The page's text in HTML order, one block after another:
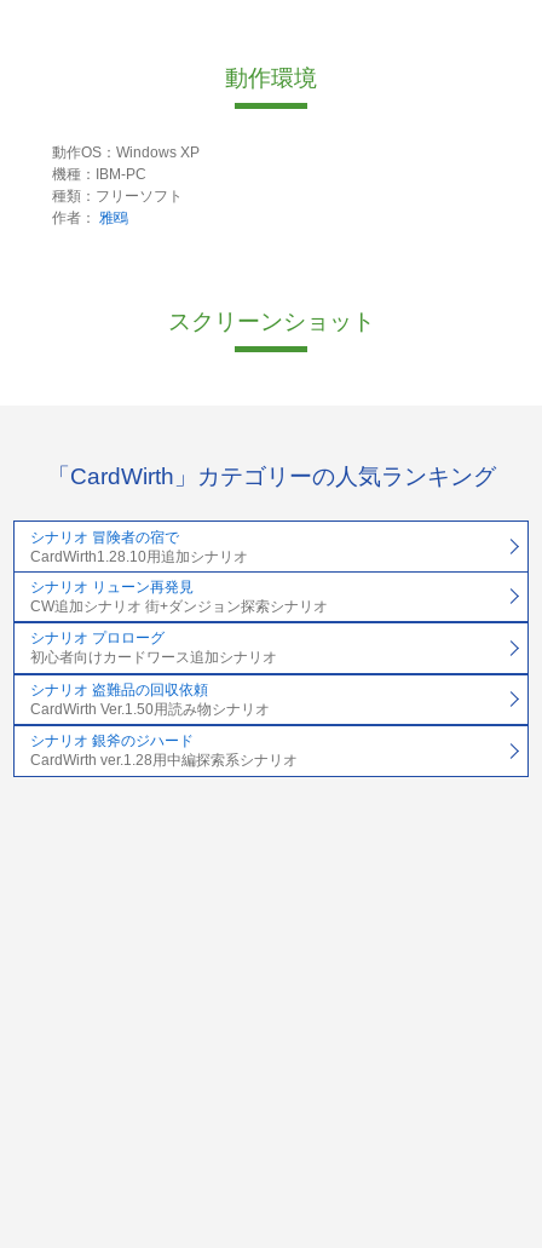
動作環境
動作OS：Windows XP
機種：IBM-PC
種類：フリーソフト
作者： 雅鴎
スクリーンショット
「CardWirth」カテゴリーの人気ランキング
シナリオ 冒険者の宿で
CardWirth1.28.10用追加シナリオ
シナリオ リューン再発見
CW追加シナリオ 街+ダンジョン探索シナリオ
シナリオ プロローグ
初心者向けカードワース追加シナリオ
シナリオ 盗難品の回収依頼
CardWirth Ver.1.50用読み物シナリオ
シナリオ 銀斧のジハード
CardWirth ver.1.28用中編探索系シナリオ